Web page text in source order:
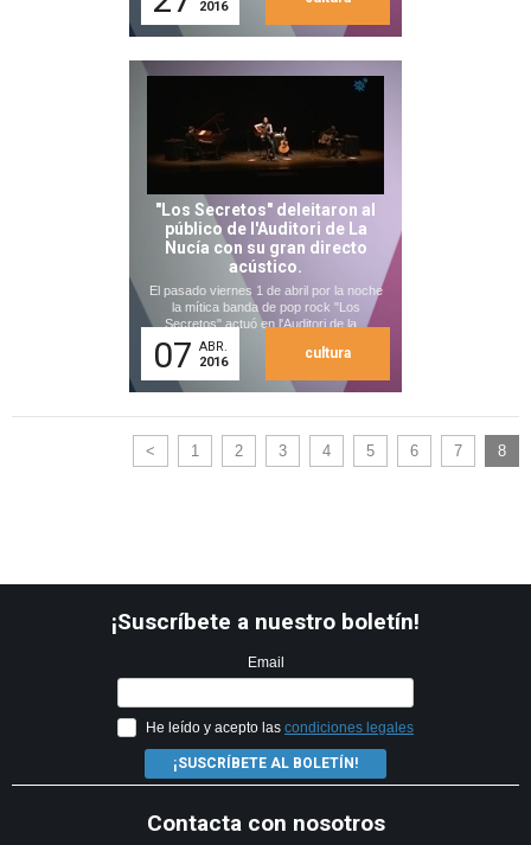
2016
"Los Secretos" deleitaron al
público de l'Auditori de La
Nucía con su gran directo
acústico.
El pasado viernes 1 de abril por la noche
la mítica banda de pop rock "Los
Secretos" actuó en l'Auditori de la...
07 ABR.
2016
cultura
< 1 2 3 4 5 6 7 8
¡Suscríbete a nuestro boletín!
Email
He leído y acepto las condiciones legales
¡SUSCRÍBETE AL BOLETÍN!
Contacta con nosotros